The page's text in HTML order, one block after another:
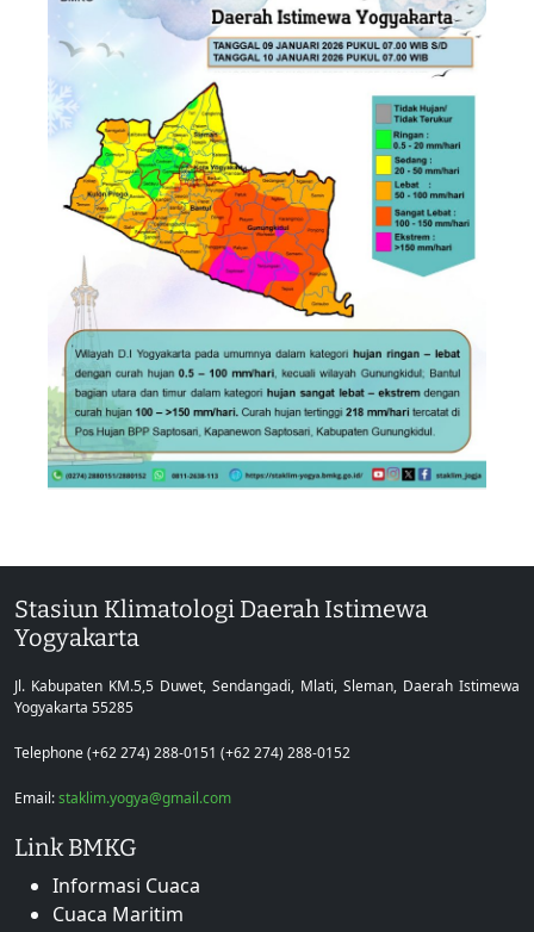
Stasiun Klimatologi Daerah Istimewa
Yogyakarta
Jl. Kabupaten KM.5,5 Duwet, Sendangadi, Mlati, Sleman, Daerah Istimewa
Yogyakarta 55285
Telephone (+62 274) 288-0151 (+62 274) 288-0152
Email:staklim.yogya@gmail.com
Link BMKG
Informasi Cuaca
Cuaca Maritim